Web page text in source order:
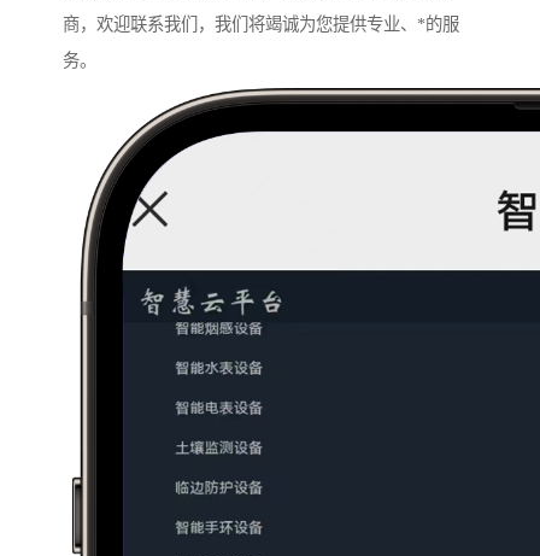
商，欢迎联系我们，我们将竭诚为您提供专业、*的服
务。